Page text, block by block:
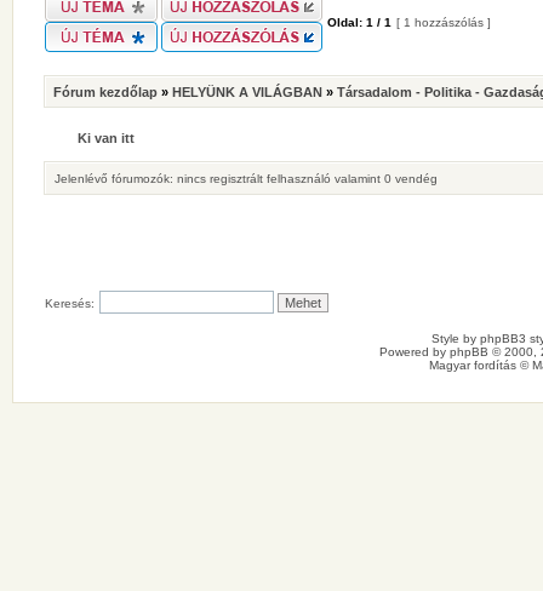
Oldal: 1 / 1 [ 1 hozzászólás ]
Fórum kezdőlap » HELYÜNK A VILÁGBAN » Társadalom - Politika -
Ki van itt
Jelenlévő fórumozók: nincs regisztrált felhasználó valamint 0 vendég
Keresés:
Style by phpBB3
Powered by phpBB © 2000,
Magyar fordítás ©